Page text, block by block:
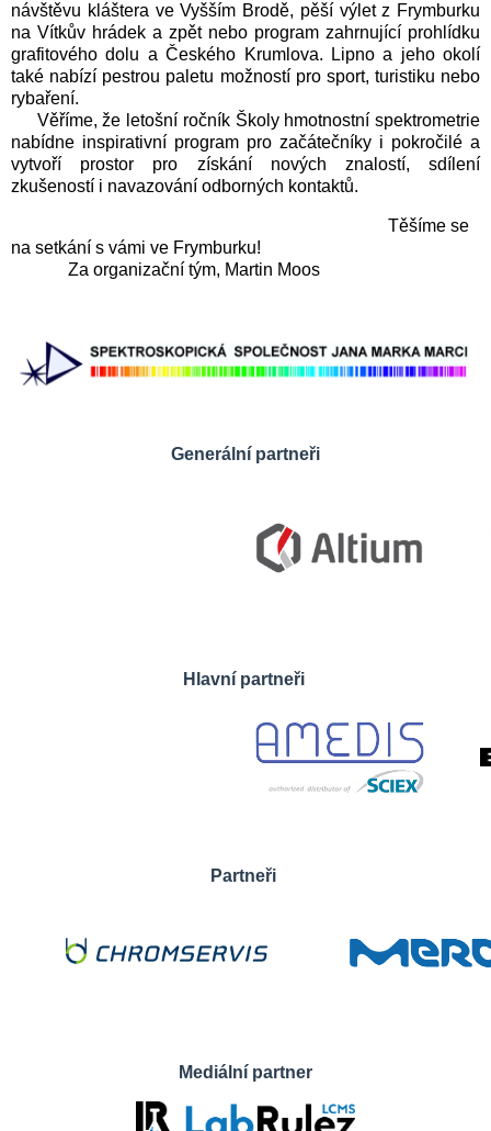
návštěvu kláštera ve Vyšším Brodě, pěší výlet z Frymburku
na Vítkův hrádek a zpět nebo program zahrnující prohlídku
grafitového dolu a Českého Krumlova. Lipno a jeho okolí
také nabízí pestrou paletu možností pro sport, turistiku nebo
rybaření.
Věříme, že letošní ročník Školy hmotnostní spektrometrie
nabídne inspirativní program pro začátečníky i pokročilé a
vytvoří prostor pro získání nových znalostí, sdílení
zkušeností i navazování odborných kontaktů.
Těšíme se
na setkání s vámi ve Frymburku!
Za organizační tým, Martin Moos
Generální partneři
Hlavní partneři
Partneři
Mediální partner